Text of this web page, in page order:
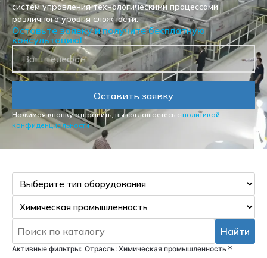
систем управления технологическими процессами
различного уровня сложности.
Оставьте заявку и получите бесплатную
консультацию!
Оставить заявку
Нажимая кнопку отправить, вы соглашаетесь с политикой
конфиденциальности
Найти
Активные фильтры: Отрасль: Химическая промышленность ×